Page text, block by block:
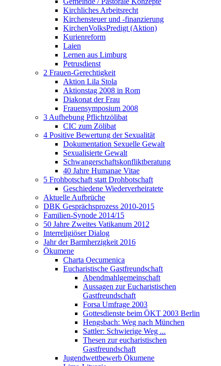
Kirchliches Arbeitsrecht
Kirchensteuer und -finanzierung
KirchenVolksPredigt (Aktion)
Kurienreform
Laien
Lernen aus Limburg
Petrusdienst
2 Frauen-Gerechtigkeit
Aktion Lila Stola
Aktionstag 2008 in Rom
Diakonat der Frau
Frauensymposium 2008
3 Aufhebung Pflichtzölibat
CIC zum Zölibat
4 Positive Bewertung der Sexualität
Dokumentation Sexuelle Gewalt
Sexualisierte Gewalt
Schwangerschaftskonfliktberatung
40 Jahre Humanae Vitae
5 Frohbotschaft statt Drohbotschaft
Geschiedene Wiederverheiratete
Aktuelle Aufbrüche
DBK Gesprächsprozess 2010-2015
Familien-Synode 2014/15
50 Jahre Zweites Vatikanum 2012
Interreligiöser Dialog
Jahr der Barmherzigkeit 2016
Ökumene
Charta Oecumenica
Eucharistische Gastfreundschaft
Abendmahlgemeinschaft
Aussagen zur Eucharistischen
Gastfreundschaft
Forsa Umfrage 2003
Gottesdienste beim ÖKT 2003 Berlin
Hengsbach: Weg nach München
Sattler: Schwierige Weg ...
Thesen zur eucharistischen
Gastfreundschaft
Jugendwettbewerb Ökumene